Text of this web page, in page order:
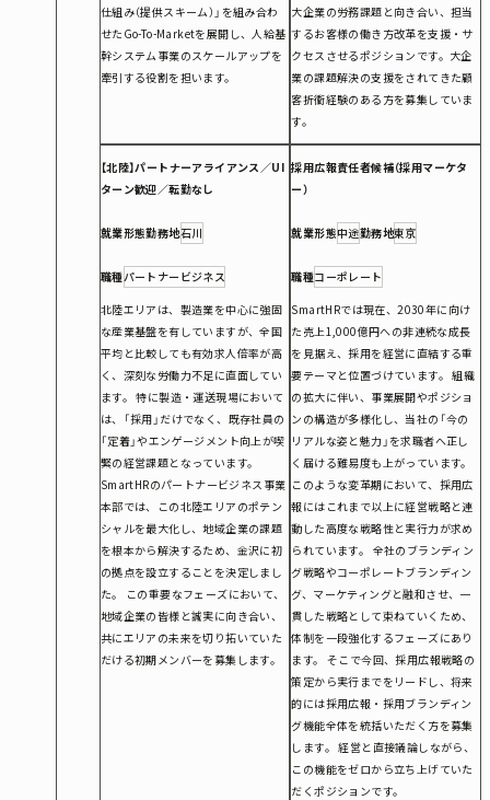
仕組み（提供スキーム）」を組み合わ
せたGo-To-Marketを展開し、人給基
幹システム事業のスケールアップを
牽引する役割を担います。
大企業の労務課題と向き合い、担当
するお客様の働き方改革を支援・サ
クセスさせるポジションです。大企
業の課題解決の支援をされてきた顧
客折衝経験のある方を募集していま
す。
【北陸】パートナーアライアンス／UI
ターン歓迎／転勤なし
就業形態勤務地石川
職種パートナービジネス
北陸エリアは、製造業を中心に強固
な産業基盤を有していますが、全国
平均と比較しても有効求人倍率が高
く、深刻な労働力不足に直面してい
ます。 特に製造・運送現場において
は、「採用」だけでなく、既存社員の
「定着」やエンゲージメント向上が喫
緊の経営課題となっています。
SmartHRのパートナービジネス事業
本部では、この北陸エリアのポテン
シャルを最大化し、地域企業の課題
を根本から解決するため、金沢に初
の拠点を設立することを決定しまし
た。 この重要なフェーズにおいて、
地域企業の皆様と誠実に向き合い、
共にエリアの未来を切り拓いていた
だける初期メンバーを募集します。
採用広報責任者候補（採用マーケタ
ー）
就業形態中途勤務地東京
職種コーポレート
SmartHRでは現在、2030年に向け
た売上1,000億円への非連続な成長
を見据え、採用を経営に直結する重
要テーマと位置づけています。 組織
の拡大に伴い、事業展開やポジショ
ンの構造が多様化し、当社の「今の
リアルな姿と魅力」を求職者へ正し
く届ける難易度も上がっています。
このような変革期において、採用広
報にはこれまで以上に経営戦略と連
動した高度な戦略性と実行力が求め
られています。 全社のブランディン
グ戦略やコーポレートブランディン
グ、マーケティングと融和させ、一
貫した戦略として束ねていくため、
体制を一段強化するフェーズにあり
ます。 そこで今回、採用広報戦略の
策定から実行までをリードし、将来
的には採用広報・採用ブランディン
グ機能全体を統括いただく方を募集
します。 経営と直接議論しながら、
この機能をゼロから立ち上げていた
だくポジションです。